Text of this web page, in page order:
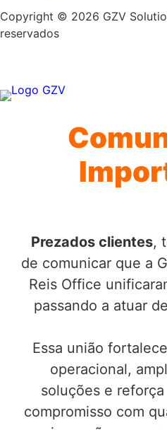
Copyright © 2026 GZV
reservados
Prezados clientes,
de comunicar que a
Reis Office
passando a atuar
Essa união
operacional,
soluções e
compromisso com